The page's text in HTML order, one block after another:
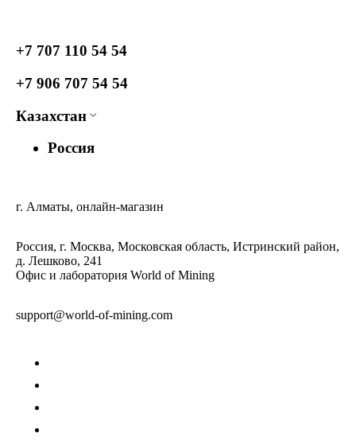
+7 707 110 54 54
+7 906 707 54 54
Казахстан
Россия
г. Алматы, онлайн-магазин
Россия, г. Москва, Московская область, Истринский район,
д. Лешково, 241
Офис и лаборатория World of Mining
support@world-of-mining.com